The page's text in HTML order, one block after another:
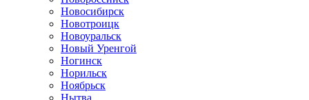
Новосибирск
Новотроицк
Новоуральск
Новый Уренгой
Ногинск
Норильск
Ноябрьск
Нытва